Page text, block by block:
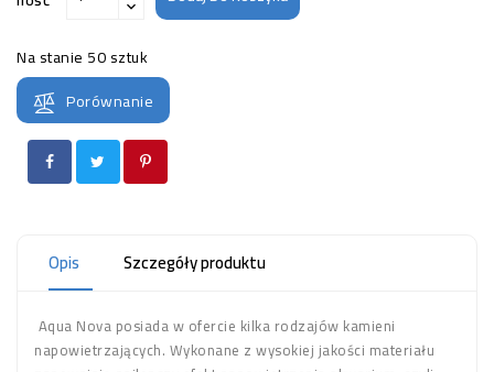
Na stanie 50 sztuk
Porównanie
Opis Szczegóły produktu
Aqua Nova posiada w ofercie kilka rodzajów kamieni
napowietrzających. Wykonane z wysokiej jakości materiału